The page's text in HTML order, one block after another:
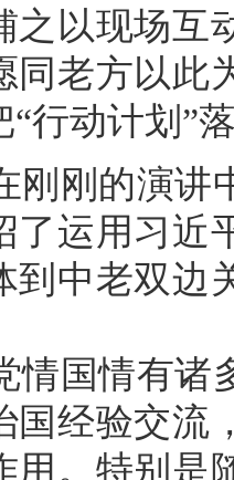
之以现场互
同老方以此
“行动计划”
刚的演讲
了运用习近
到中老双边
国情有诸
国经验交流
用。特别是